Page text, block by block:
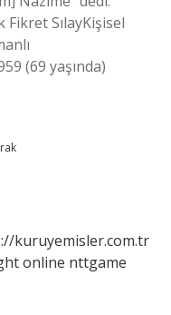
SılayKişisel
(69 yaşında)
kuruyemisler.com.tr
online nttgame